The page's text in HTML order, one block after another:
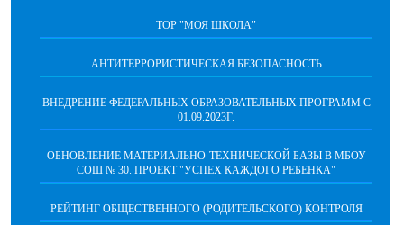
ТОР "МОЯ ШКОЛА"
АНТИТЕРРОРИСТИЧЕСКАЯ БЕЗОПАСНОСТЬ
ВНЕДРЕНИЕ ФЕДЕРАЛЬНЫХ ОБРАЗОВАТЕЛЬНЫХ ПРОГРАММ С
01.09.2023Г.
ОБНОВЛЕНИЕ МАТЕРИАЛЬНО-ТЕХНИЧЕСКОЙ БАЗЫ В МБОУ
СОШ № 30. ПРОЕКТ "УСПЕХ КАЖДОГО РЕБЕНКА"
РЕЙТИНГ ОБЩЕСТВЕННОГО (РОДИТЕЛЬСКОГО) КОНТРОЛЯ